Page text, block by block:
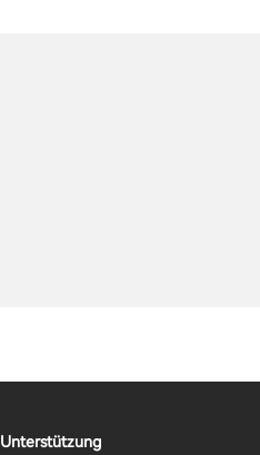
Unterstützung